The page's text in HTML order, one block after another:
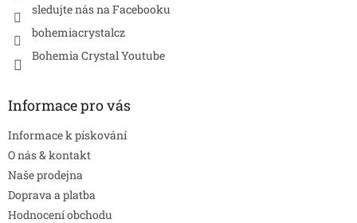
sledujte nás na Facebooku
bohemiacrystalcz
Bohemia Crystal Youtube
Informace pro vás
Informace k pískování
O nás & kontakt
Naše prodejna
Doprava a platba
Hodnocení obchodu